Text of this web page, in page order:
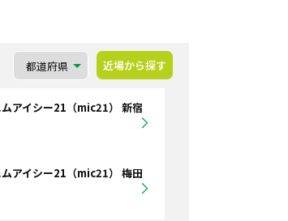
近場から探す
アイシー21（mic21） 新宿
アイシー21（mic21） 梅田